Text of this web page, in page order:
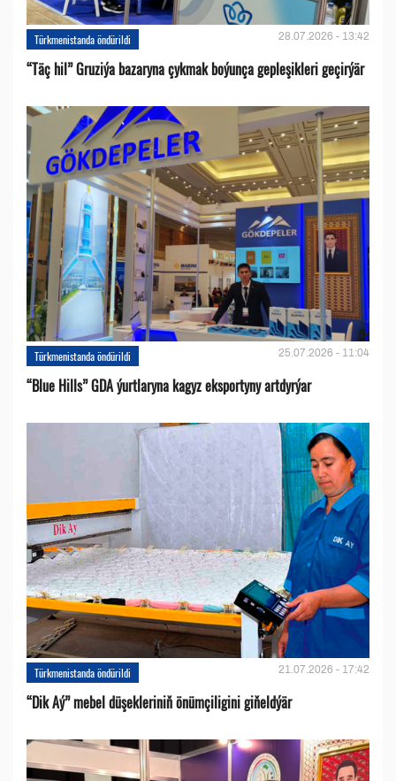
Türkmenistanda öndürildi 28.07.2026 - 13:42
“Täç hil” Gruziýa bazaryna çykmak boýunça gepleşikleri geçirýär
Türkmenistanda öndürildi 25.07.2026 - 11:04
“Blue Hills” GDA ýurtlaryna kagyz eksportyny artdyrýar
Türkmenistanda öndürildi 21.07.2026 - 17:42
“Dik Aý” mebel düşekleriniň önümçiligini giňeldýär